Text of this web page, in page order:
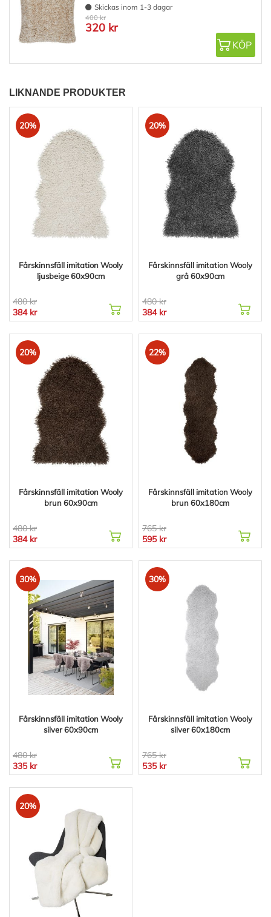
Skickas inom 1-3 dagar
400 kr
320 kr
KÖP
LIKNANDE PRODUKTER
20%
Fårskinnsfäll imitation Wooly
ljusbeige 60x90cm
480 kr
384 kr
20%
Fårskinnsfäll imitation Wooly
grå 60x90cm
480 kr
384 kr
20%
Fårskinnsfäll imitation Wooly
brun 60x90cm
480 kr
384 kr
22%
Fårskinnsfäll imitation Wooly
brun 60x180cm
765 kr
595 kr
30%
Fårskinnsfäll imitation Wooly
silver 60x90cm
480 kr
335 kr
30%
Fårskinnsfäll imitation Wooly
silver 60x180cm
765 kr
535 kr
20%